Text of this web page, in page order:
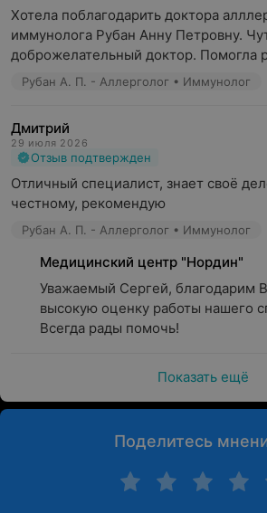
Хотела поблагодарить доктора
иммунолога Рубан Анну Петровну.
доброжелательный доктор. Помогла
Рубан А. П. - Аллерголог • Иммунолог
Дмитрий
29 июля 2026
Отзыв подтвержден
Отличный специалист, знает своё
честному, рекомендую
Рубан А. П. - Аллерголог • Иммунолог
Медицинский центр "Нордин"
Уважаемый Сергей, благодарим
высокую оценку работы нашего
Всегда рады помочь!
Показать ещё
Поделитесь